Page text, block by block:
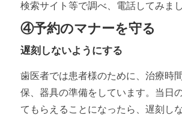
検索サイト等で調べ、電話してみまし
④予約のマナーを守る
遅刻しないようにする
歯医者では患者様のために、治療時
保、器具の準備をしています。当日
てもらえることになったら、遅刻し